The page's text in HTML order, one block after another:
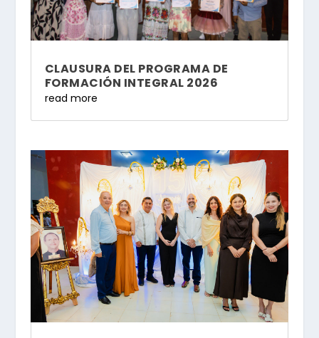
CLAUSURA DEL PROGRAMA DE
FORMACIÓN INTEGRAL 2026
read more